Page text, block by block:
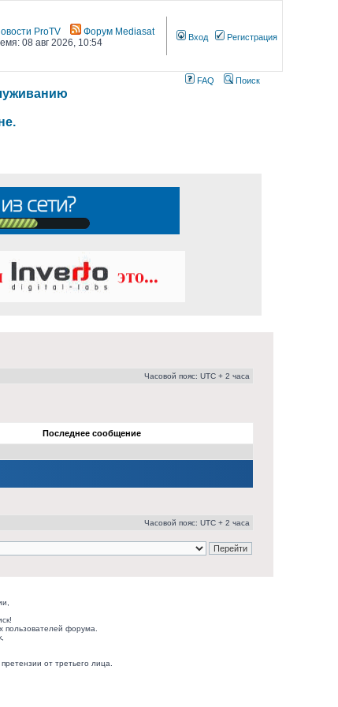
ProTV
Форум Mediasat
08 авг 2026, 10:54
Вход Регистрация
FAQ Поиск
Часовой пояс: UTC + 2 часа
Последнее сообщение
Часовой пояс: UTC + 2 часа
форума.
от третьего лица.